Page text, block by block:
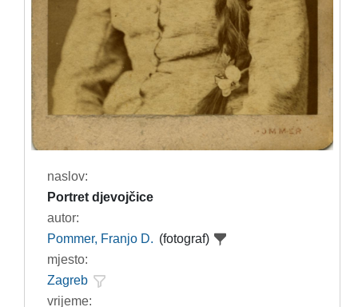
naslov:
Portret djevojčice
autor:
Pommer, Franjo D. (fotograf)
mjesto:
Zagreb
vrijeme: